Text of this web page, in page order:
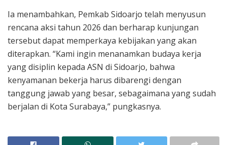
Ia menambahkan, Pemkab Sidoarjo telah menyusun
rencana aksi tahun 2026 dan berharap kunjungan
tersebut dapat memperkaya kebijakan yang akan
diterapkan. “Kami ingin menanamkan budaya kerja
yang disiplin kepada ASN di Sidoarjo, bahwa
kenyamanan bekerja harus dibarengi dengan
tanggung jawab yang besar, sebagaimana yang sudah
berjalan di Kota Surabaya,” pungkasnya.